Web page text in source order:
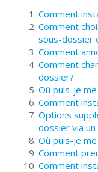
Comment
Comment
sous-dossier
Comment
Comment
dossier?
Où puis-je
Comment
Options
dossier via un
Où puis-je me
Comment
Comment